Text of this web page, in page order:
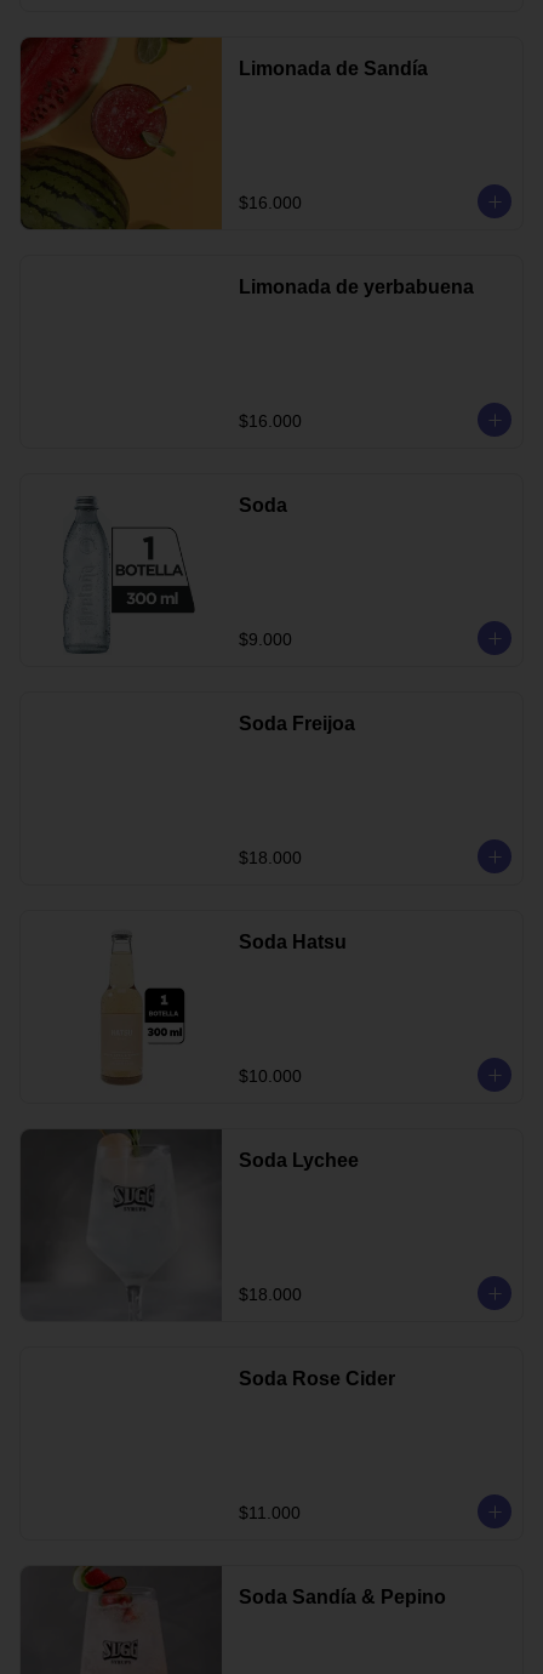
Limonada de Sandía
$16.000
Limonada de yerbabuena
$16.000
Soda
$9.000
Soda Freijoa
$18.000
Soda Hatsu
$10.000
Soda Lychee
$18.000
Soda Rose Cider
$11.000
Soda Sandía & Pepino